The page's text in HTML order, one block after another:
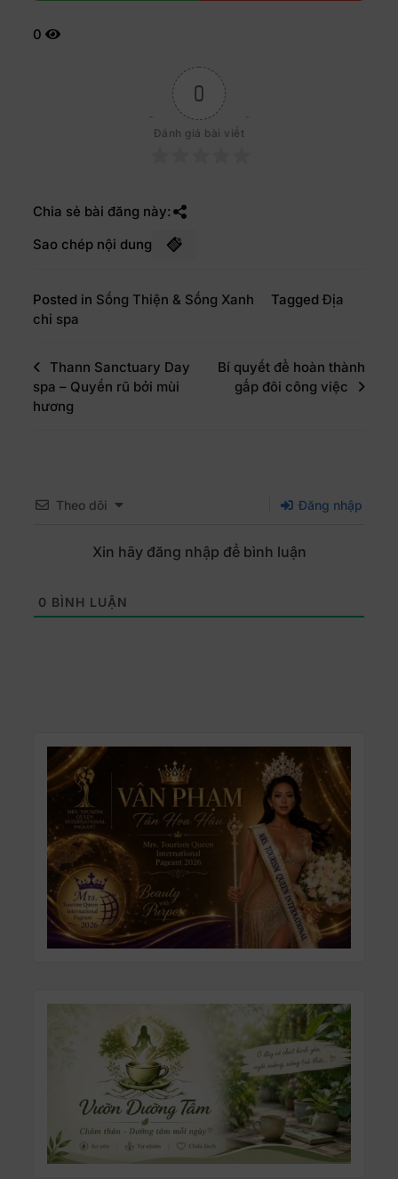
0
0
Đánh giá bài viết
Chia sẻ bài đăng này:
Sao chép nội dung
Posted in Sống Thiện & Sống Xanh TaggedĐịa
chỉ spa
Thann Sanctuary Day
spa – Quyến rũ bởi mùi
hương
Bí quyết để hoàn thành
gấp đôi công việc
Theo dõi Đăng nhập
Xin hãy đăng nhập để bình luận
0 BÌNH LUẬN